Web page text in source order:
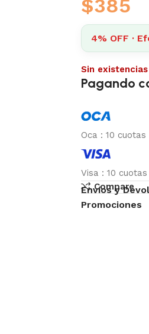
$385
4% OFF ·
Sin existencias
Pagando
Oca : 10
Visa : 10
Compare
Envíos y
Promociones